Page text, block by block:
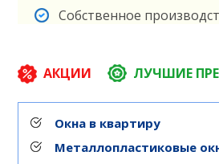
Собственное
АКЦИИ ЛУЧШИЕ
Окна в квартиру
Металлопластиковые